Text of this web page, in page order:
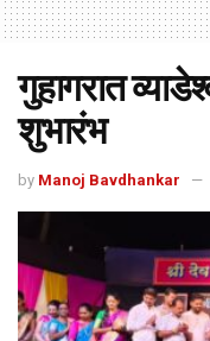
गुहागरात
शुभारंभ
by Manoj Bavdhankar